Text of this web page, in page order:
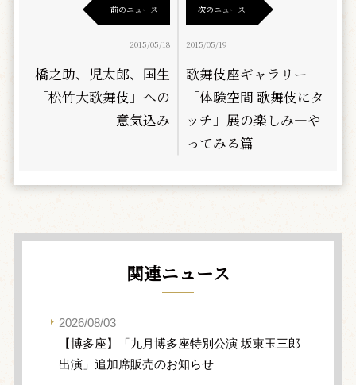
前のニュース
2015/05/18
橋之助、児太郎、国生
「松竹大歌舞伎」への
意気込み
次のニュース
2015/05/19
歌舞伎座ギャラリー
「体験空間 歌舞伎にタ
ッチ」展の楽しみ―や
ってみる篇
関連ニュース
2026/08/03
【博多座】「九月博多座特別公演 坂東玉三郎
出演」追加席販売のお知らせ